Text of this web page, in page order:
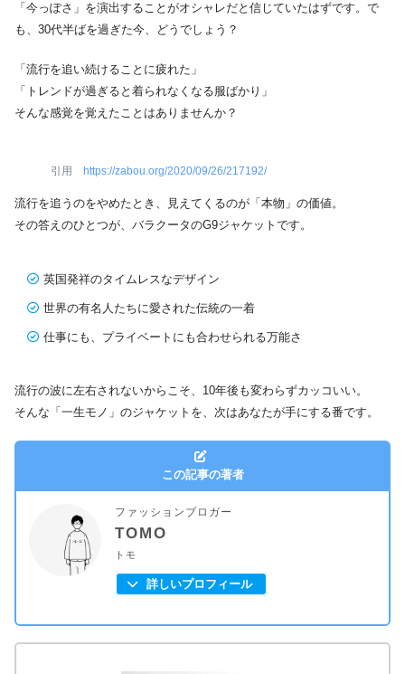
「今っぽさ」を演出することがオシャレだと信じていたはずです。で
も、30代半ばを過ぎた今、どうでしょう？
「流行を追い続けることに疲れた」
「トレンドが過ぎると着られなくなる服ばかり」
そんな感覚を覚えたことはありませんか？
引用 https://zabou.org/2020/09/26/217192/
流行を追うのをやめたとき、見えてくるのが「本物」の価値。
その答えのひとつが、バラクータのG9ジャケットです。
英国発祥のタイムレスなデザイン
世界の有名人たちに愛された伝統の一着
仕事にも、プライベートにも合わせられる万能さ
流行の波に左右されないからこそ、10年後も変わらずカッコいい。
そんな「一生モノ」のジャケットを、次はあなたが手にする番です。
この記事の著者
ファッションブロガー
TOMO
トモ
詳しいプロフィール